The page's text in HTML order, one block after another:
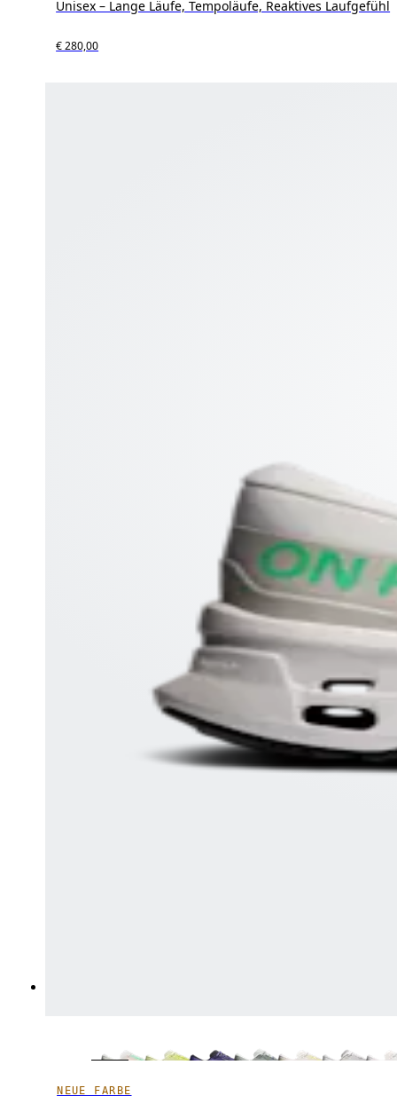
Unisex – Lange Läufe, Tempoläufe, Reaktives Laufgefühl
€ 280,00
NEUE FARBE